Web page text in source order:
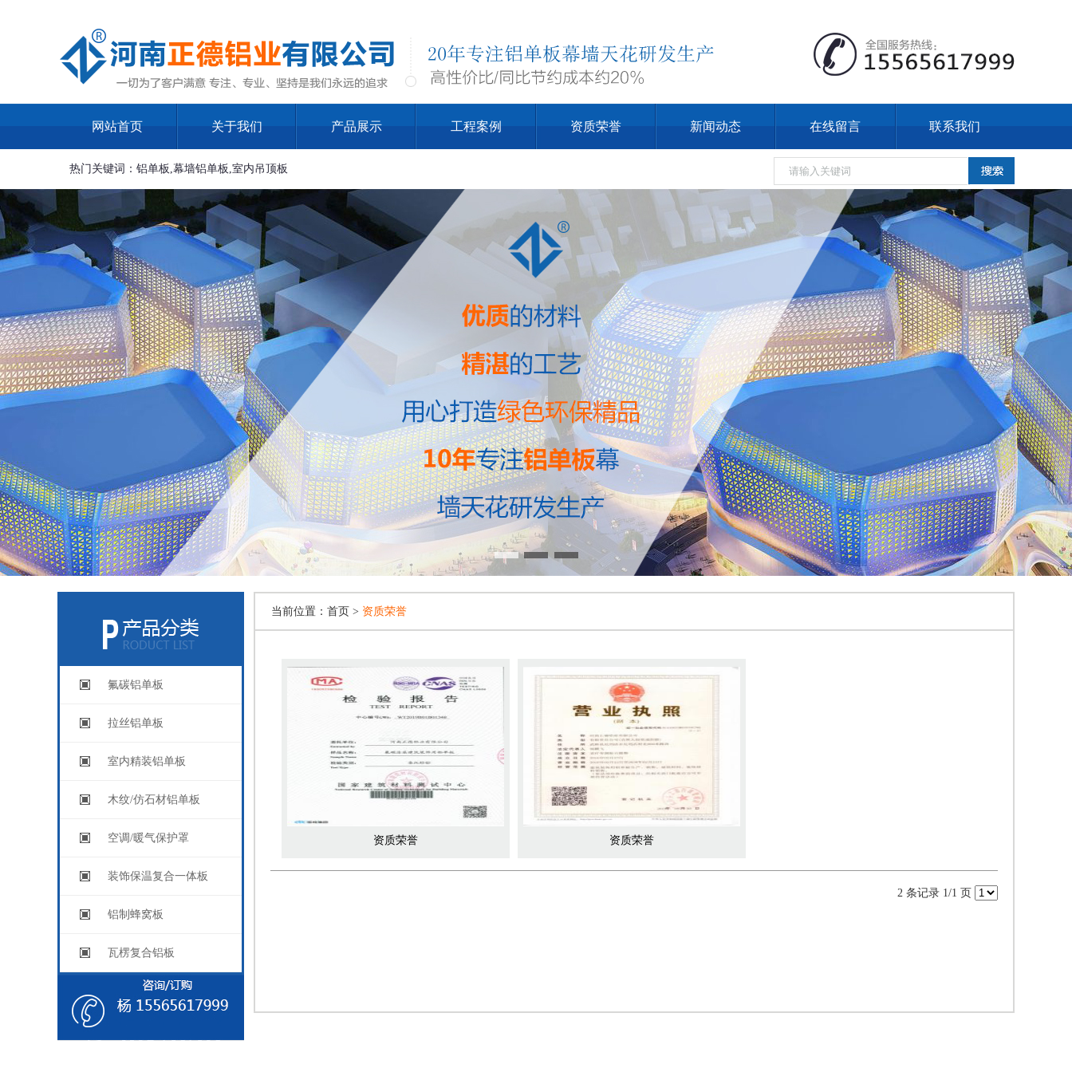
网站首页 关于我们 产品展示 工程案例 资质荣誉 新闻动态 在线留言 联系我们
热门关键词：铝单板,幕墙铝单板,室内吊顶板
氟碳铝单板
拉丝铝单板
室内精装铝单板
木纹/仿石材铝单板
空调/暖气保护罩
装饰保温复合一体板
铝制蜂窝板
瓦楞复合铝板
当前位置： 首页 > 资质荣誉
资质荣誉 资质荣誉
2 条记录 1/1 页